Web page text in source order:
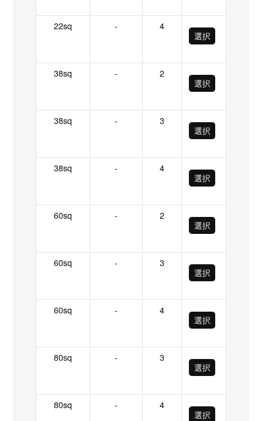
22sq -
4
選択
38sq -
2
選択
38sq -
3
選択
38sq -
4
選択
60sq -
2
選択
60sq -
3
選択
60sq -
4
選択
80sq -
3
選択
80sq -
4
選択